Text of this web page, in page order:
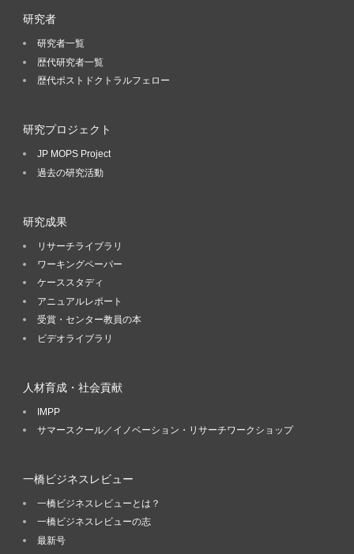
研究者
研究者一覧
歴代研究者一覧
歴代ポストドクトラルフェロー
研究プロジェクト
JP MOPS Project
過去の研究活動
研究成果
リサーチライブラリ
ワーキングペーパー
ケーススタディ
アニュアルレポート
受賞・センター教員の本
ビデオライブラリ
人材育成・社会貢献
IMPP
サマースクール／イノベーション・リサーチワークショップ
一橋ビジネスレビュー
一橋ビジネスレビューとは？
一橋ビジネスレビューの志
最新号